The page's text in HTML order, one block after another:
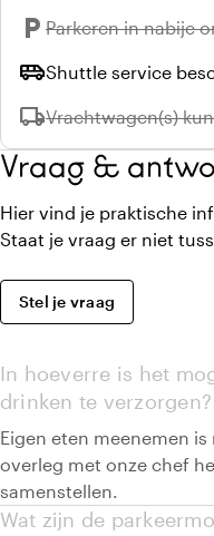
local_parking Niet beschikbaar:
Parkeren in nabije
airport_shuttleShuttle service
local_shippingNiet beschikbaar:
Vrachtwagen(s)
Vraag &
Hier vind je praktische
Staat je vraag er niet
Stel je vraag
In hoeverre is het
drinken te verzorgen?
Eigen eten meenemen
overleg met onze chef
samenstellen.
Wat zijn de